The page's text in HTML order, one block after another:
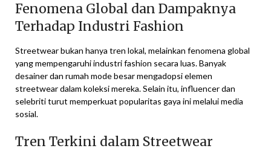
Fenomena Global dan Dampaknya
Terhadap Industri Fashion
Streetwear bukan hanya tren lokal, melainkan fenomena global
yang mempengaruhi industri fashion secara luas. Banyak
desainer dan rumah mode besar mengadopsi elemen
streetwear dalam koleksi mereka. Selain itu, influencer dan
selebriti turut memperkuat popularitas gaya ini melalui media
sosial.
Tren Terkini dalam Streetwear